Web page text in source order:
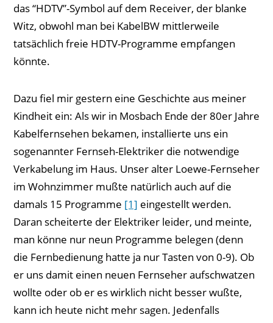
das “HDTV”-Symbol auf dem Receiver, der blanke
Witz, obwohl man bei KabelBW mittlerweile
tatsächlich freie HDTV-Programme empfangen
könnte.
Dazu fiel mir gestern eine Geschichte aus meiner
Kindheit ein: Als wir in Mosbach Ende der 80er Jahre
Kabelfernsehen bekamen, installierte uns ein
sogenannter Fernseh-Elektriker die notwendige
Verkabelung im Haus. Unser alter Loewe-Fernseher
im Wohnzimmer mußte natürlich auch auf die
damals 15 Programme [1] eingestellt werden.
Daran scheiterte der Elektriker leider, und meinte,
man könne nur neun Programme belegen (denn
die Fernbedienung hatte ja nur Tasten von 0-9). Ob
er uns damit einen neuen Fernseher aufschwatzen
wollte oder ob er es wirklich nicht besser wußte,
kann ich heute nicht mehr sagen. Jedenfalls